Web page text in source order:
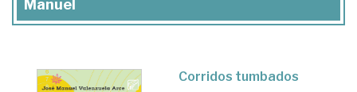
Manuel
Corridos tumbados